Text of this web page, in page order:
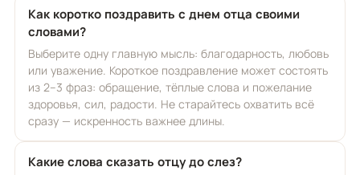
Как коротко поздравить с днем отца своими
словами?
Выберите одну главную мысль: благодарность, любовь
или уважение. Короткое поздравление может состоять
из 2–3 фраз: обращение, тёплые слова и пожелание
здоровья, сил, радости. Не старайтесь охватить всё
сразу — искренность важнее длины.
Какие слова сказать отцу до слез?